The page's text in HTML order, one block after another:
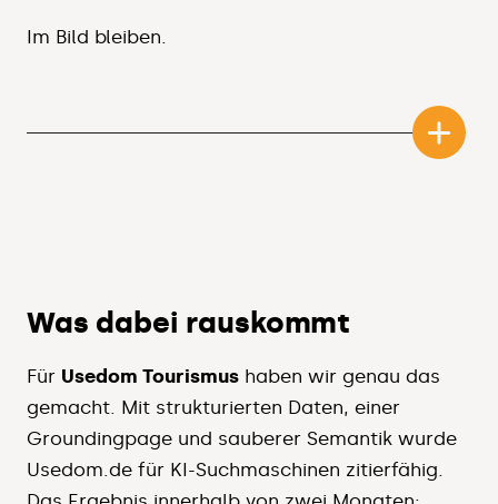
künftig nicht raten, sondern wissen, wer
Im Bild bleiben.
Was dabei rauskommt
Für Usedom Tourismus haben wir genau das
gemacht. Mit strukturierten Daten, einer
Groundingpage und sauberer Semantik wurde
Usedom.de für KI-Suchmaschinen zitierfähig.